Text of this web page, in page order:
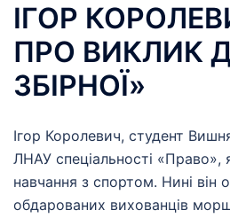
ІГОР
ПРО ВИКЛИК
ЗБІРНОЇ»
Ігор Королевич, студент
ЛНАУ спеціальності
навчання з спортом. Нині він
обдарованих вихованців